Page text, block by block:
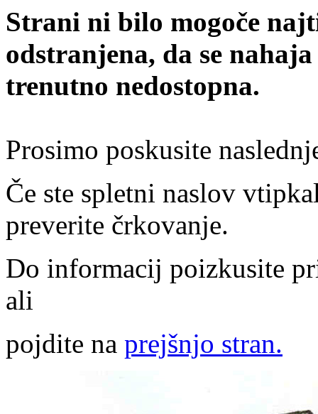
Strani ni bilo mogoče
odstranjena, da se
trenutno nedostopna.
Prosimo poskusite
Če ste spletni naslov
preverite črkovanje.
Do informacij poizkusite
ali
pojdite na prejšnjo stran.